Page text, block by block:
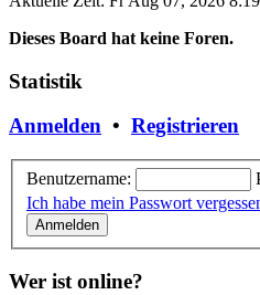
Dieses Board hat keine Foren.
Statistik
Anmelden • Registrieren
Benutzername:
Ich habe mein Passwort
Wer ist online?